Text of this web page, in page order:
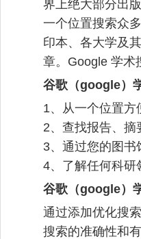
界上绝大部分出
一个位置搜索众
印本、各大学及
章。Google 学术
谷歌（google）
1、从一个位置方
2、查找报告、摘
3、通过您的图书
4、了解任何科研
谷歌（google）
通过添加优化搜
搜索的准确性和